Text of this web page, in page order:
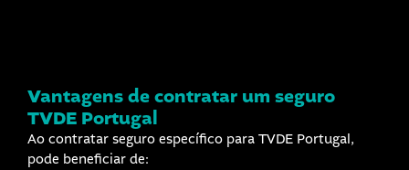
Vantagens de contratar um seguro
TVDE Portugal
Ao contratar seguro específico para TVDE Portugal,
pode beneficiar de: